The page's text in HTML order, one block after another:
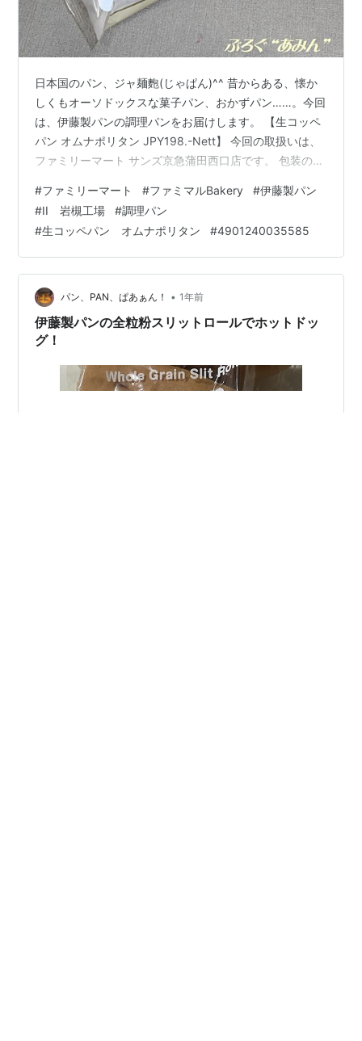
日本国のパン、ジャ麺麭(じゃぱん)^^ 昔からある、懐か
しくもオーソドックスな菓子パン、おかずパン……。今回
は、伊藤製パンの調理パンをお届けします。 【生コッペ
パン オムナポリタン JPY198.-Nett】 今回の取扱いは、
ファミリーマート サンズ京急蒲田西口店です。 包装の中
みると、 こんなカンジ^^ 二つに割ってみると、 こんな
カンジ^^ 商品棚で見掛けたとき、まず「コレは手に入れ
ないとw」って思いました^^ 開封してみると、予想どお
り^^ コレは私のためにあるようなパンでした^^ ただ、ス
パゲティの茹で方は、もう少し向上の余地…
#ファミリーマート #ファミマルBakery #伊藤製パン
#II 岩槻工場 #調理パン
#生コッペパン オムナポリタン #4901240035585
パン、PAN、ぱあぁん！ • 1年前
伊藤製パンの全粒粉スリットロールでホットドッ
グ！